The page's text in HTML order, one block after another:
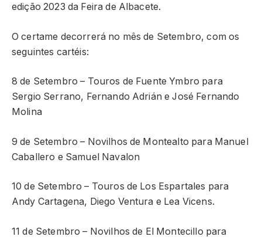
edição 2023 da Feira de Albacete.
O certame decorrerá no mês de Setembro, com os
seguintes cartéis:
8 de Setembro – Touros de Fuente Ymbro para
Sergio Serrano, Fernando Adrián e José Fernando
Molina
9 de Setembro – Novilhos de Montealto para Manuel
Caballero e Samuel Navalon
10 de Setembro – Touros de Los Espartales para
Andy Cartagena, Diego Ventura e Lea Vicens.
11 de Setembro – Novilhos de El Montecillo para